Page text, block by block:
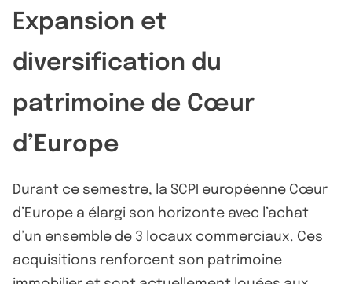
Expansion et
diversification du
patrimoine de Cœur
d’Europe
Durant ce semestre, la SCPI européenne Cœur
d’Europe a élargi son horizonte avec l’achat
d’un ensemble de 3 locaux commerciaux. Ces
acquisitions renforcent son patrimoine